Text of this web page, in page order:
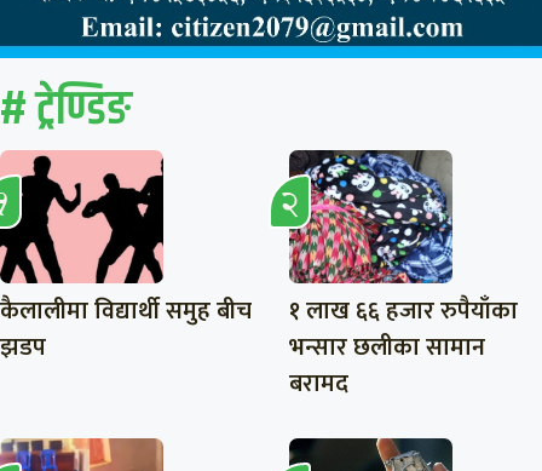
# ट्रेण्डिङ
कैलालीमा विद्यार्थी समुह बीच
झडप
१ लाख ६६ हजार रुपैयाँका
भन्सार छलीका सामान
बरामद